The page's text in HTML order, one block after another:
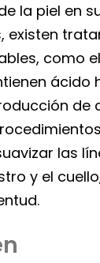
la piel en
existen
como
ácido
de
las
y el